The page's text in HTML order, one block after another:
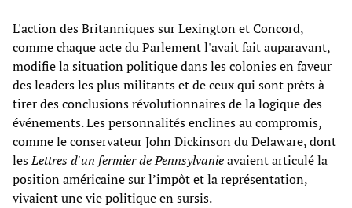
L'action des Britanniques sur Lexington et Concord,
comme chaque acte du Parlement l'avait fait auparavant,
modifie la situation politique dans les colonies en faveur
des leaders les plus militants et de ceux qui sont prêts à
tirer des conclusions révolutionnaires de la logique des
événements. Les personnalités enclines au compromis,
comme le conservateur John Dickinson du Delaware, dont
lesLettres d'un fermier de Pennsylvanieavaient articulé la
position américaine sur l’impôt et la représentation,
vivaient une vie politique en sursis.